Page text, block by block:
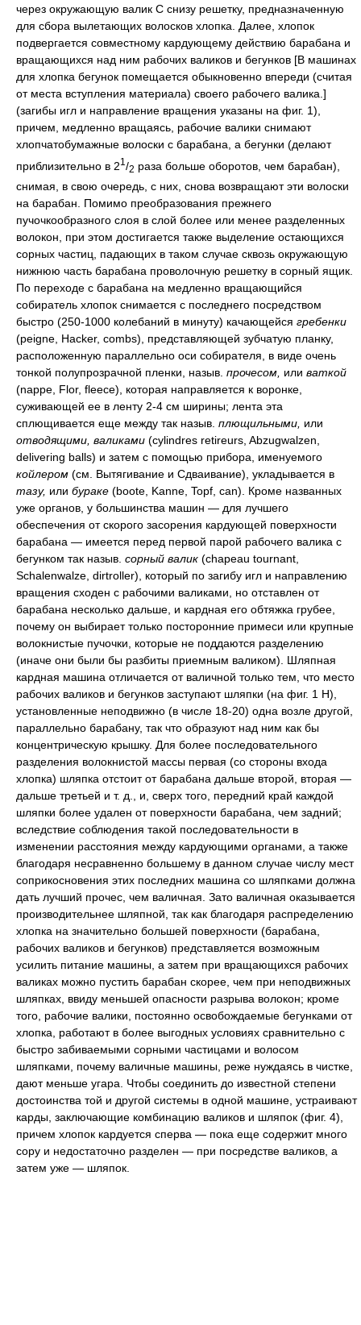
через окружающую валик С снизу решетку, предназначенную
для сбора вылетающих волосков хлопка. Далее, хлопок
подвергается совместному кардующему действию барабана и
вращающихся над ним рабочих валиков и бегунков [В машинах
для хлопка бегунок помещается обыкновенно впереди (считая
от места вступления материала) своего рабочего валика.]
(загибы игл и направление вращения указаны на фиг. 1),
причем, медленно вращаясь, рабочие валики снимают
хлопчатобумажные волоски с барабана, а бегунки (делают
приблизительно в 21 /2 раза больше оборотов, чем барабан),
снимая, в свою очередь, с них, снова возвращают эти волоски
на барабан. Помимо преобразования прежнего
пучочкообразного слоя в слой более или менее разделенных
волокон, при этом достигается также выделение остающихся
сорных частиц, падающих в таком случае сквозь окружающую
нижнюю часть барабана проволочную решетку в сорный ящик.
По переходе с барабана на медленно вращающийся
собиратель хлопок снимается с последнего посредством
быстро (250-1000 колебаний в минуту) качающейся гребенки
(peigne, Hacker, combs), представляющей зубчатую планку,
расположенную параллельно оси собирателя, в виде очень
тонкой полупрозрачной пленки, назыв. прочесом, или ваткой
(nappe, Flor, fleece), которая направляется к воронке,
суживающей ее в ленту 2-4 см ширины; лента эта
сплющивается еще между так назыв. плющильными, или
отводящими, валиками (cylindres retireurs, Abzugwalzen,
delivering balls) и затем с помощью прибора, именуемого
койлером (см. Вытягивание и Сдваивание), укладывается в
тазу, или бураке (boote, Kanne, Topf, can). Кроме названных
уже органов, у большинства машин — для лучшего
обеспечения от скорого засорения кардующей поверхности
барабана — имеется перед первой парой рабочего валика с
бегунком так назыв. сорный валик (chapeau tournant,
Schalenwalze, dirtroller), который по загибу игл и направлению
вращения сходен с рабочими валиками, но отставлен от
барабана несколько дальше, и кардная его обтяжка грубее,
почему он выбирает только посторонние примеси или крупные
волокнистые пучочки, которые не поддаются разделению
(иначе они были бы разбиты приемным валиком). Шляпная
кардная машина отличается от валичной только тем, что место
рабочих валиков и бегунков заступают шляпки (на фиг. 1 H),
установленные неподвижно (в числе 18-20) одна возле другой,
параллельно барабану, так что образуют над ним как бы
концентрическую крышку. Для более последовательного
разделения волокнистой массы первая (со стороны входа
хлопка) шляпка отстоит от барабана дальше второй, вторая —
дальше третьей и т. д., и, сверх того, передний край каждой
шляпки более удален от поверхности барабана, чем задний;
вследствие соблюдения такой последовательности в
изменении расстояния между кардующими органами, а также
благодаря несравненно большему в данном случае числу мест
соприкосновения этих последних машина со шляпками должна
дать лучший прочес, чем валичная. Зато валичная оказывается
производительнее шляпной, так как благодаря распределению
хлопка на значительно большей поверхности (барабана,
рабочих валиков и бегунков) представляется возможным
усилить питание машины, а затем при вращающихся рабочих
валиках можно пустить барабан скорее, чем при неподвижных
шляпках, ввиду меньшей опасности разрыва волокон; кроме
того, рабочие валики, постоянно освобождаемые бегунками от
хлопка, работают в более выгодных условиях сравнительно с
быстро забиваемыми сорными частицами и волосом
шляпками, почему валичные машины, реже нуждаясь в чистке,
дают меньше угара. Чтобы соединить до известной степени
достоинства той и другой системы в одной машине, устраивают
карды, заключающие комбинацию валиков и шляпок (фиг. 4),
причем хлопок кардуется сперва — пока еще содержит много
copy и недостаточно разделен — при посредстве валиков, а
затем уже — шляпок.